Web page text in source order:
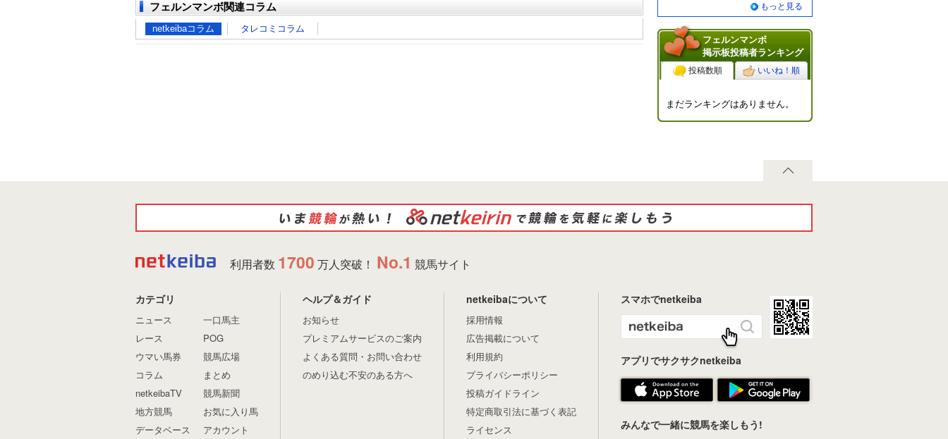
フェルンマンボ関連コラム
netkeibaコラム タレコミコラム
もっと見る
フェルンマンボ
掲示板投稿者ランキング
投稿数順 いいね！順
まだランキングはありません。
利用者数 1700 万人突破！ No.1 競馬サイト
カテゴリ
ニュース
レース
ウマい馬券
コラム
netkeibaTV
地方競馬
データベース
一口馬主
POG
競馬広場
まとめ
競馬新聞
お気に入り馬
アカウント
ヘルプ＆ガイド
お知らせ
プレミアムサービスのご案内
よくある質問・お問い合わせ
のめり込む不安のある方へ
netkeibaについて
採用情報
広告掲載について
利用規約
プライバシーポリシー
投稿ガイドライン
特定商取引法に基づく表記
ライセンス
スマホでnetkeiba
アプリでサクサクnetkeiba
みんなで一緒に競馬を楽しもう!